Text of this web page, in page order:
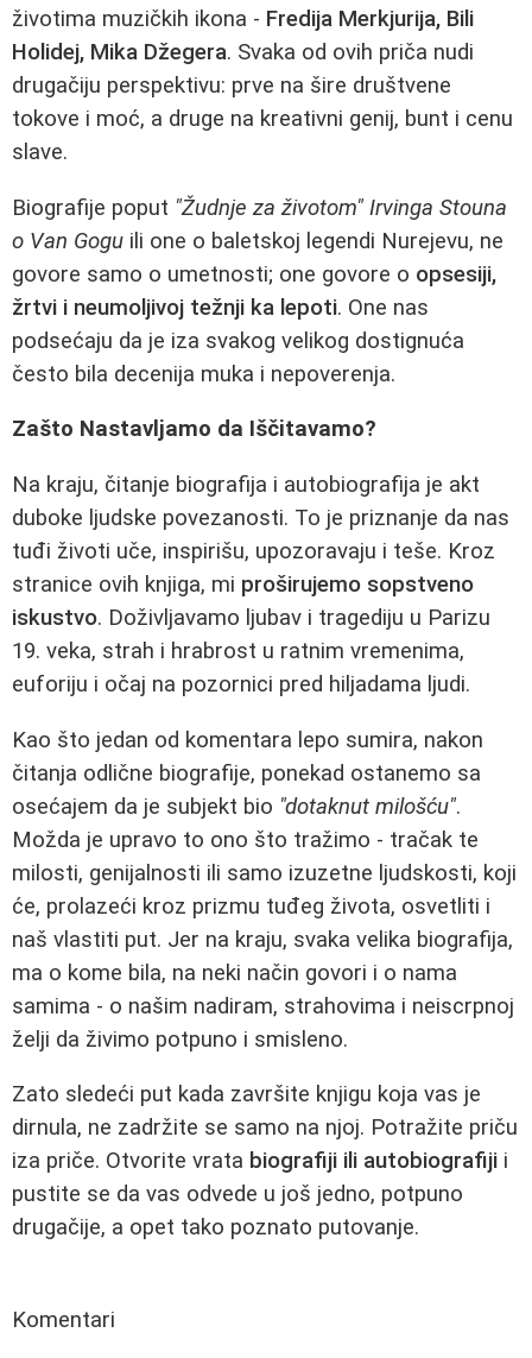
životima muzičkih ikona - Fredija Merkjurija, Bili
Holidej, Mika Džegera. Svaka od ovih priča nudi
drugačiju perspektivu: prve na šire društvene
tokove i moć, a druge na kreativni genij, bunt i cenu
slave.
Biografije poput "Žudnje za životom" Irvinga Stouna
o Van Gogu ili one o baletskoj legendi Nurejevu, ne
govore samo o umetnosti; one govore o opsesiji,
žrtvi i neumoljivoj težnji ka lepoti. One nas
podsećaju da je iza svakog velikog dostignuća
često bila decenija muka i nepoverenja.
Zašto Nastavljamo da Iščitavamo?
Na kraju, čitanje biografija i autobiografija je akt
duboke ljudske povezanosti. To je priznanje da nas
tuđi životi uče, inspirišu, upozoravaju i teše. Kroz
stranice ovih knjiga, mi proširujemo sopstveno
iskustvo. Doživljavamo ljubav i tragediju u Parizu
19. veka, strah i hrabrost u ratnim vremenima,
euforiju i očaj na pozornici pred hiljadama ljudi.
Kao što jedan od komentara lepo sumira, nakon
čitanja odlične biografije, ponekad ostanemo sa
osećajem da je subjekt bio "dotaknut milošću".
Možda je upravo to ono što tražimo - tračak te
milosti, genijalnosti ili samo izuzetne ljudskosti, koji
će, prolazeći kroz prizmu tuđeg života, osvetliti i
naš vlastiti put. Jer na kraju, svaka velika biografija,
ma o kome bila, na neki način govori i o nama
samima - o našim nadiram, strahovima i neiscrpnoj
želji da živimo potpuno i smisleno.
Zato sledeći put kada završite knjigu koja vas je
dirnula, ne zadržite se samo na njoj. Potražite priču
iza priče. Otvorite vrata biografiji ili autobiografiji i
pustite se da vas odvede u još jedno, potpuno
drugačije, a opet tako poznato putovanje.
Komentari